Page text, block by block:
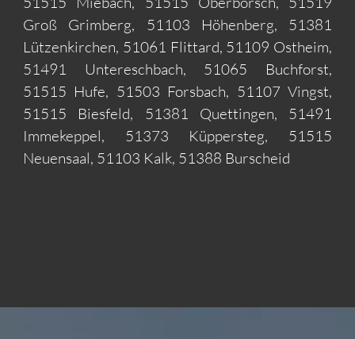
Groß Grimberg, 51103 Höhenberg, 51381
Lützenkirchen, 51061 Flittard, 51109 Ostheim,
51491 Untereschbach, 51065 Buchforst,
51515 Hufe, 51503 Forsbach, 51107 Vingst,
51515 Biesfeld, 51381 Quettingen, 51491
Immekeppel, 51373 Küppersteg, 51515
Neuensaal, 51103 Kalk, 51388 Burscheid